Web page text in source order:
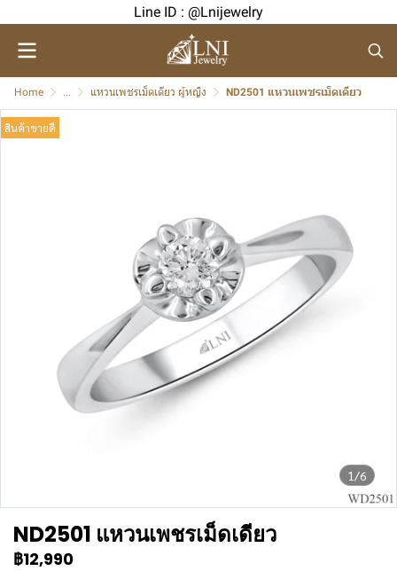
Line ID : @Lnijewelry
Home ... แหวนเพชรเม็ดเดียว ผู้หญิง ND2501 แหวนเพชรเม็ดเดียว
1/6
สินค้าขายดี
ND2501 แหวนเพชรเม็ดเดียว
฿12,990